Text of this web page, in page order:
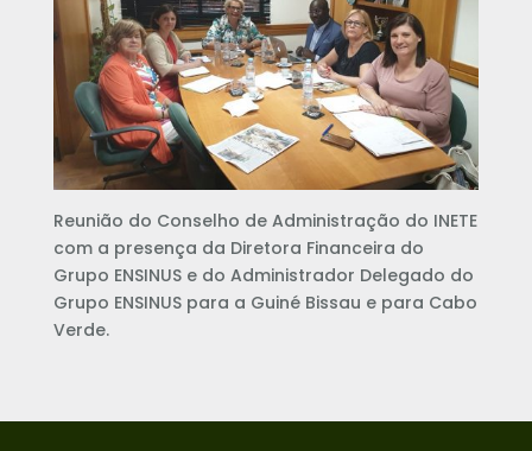
Reunião do Conselho de Administração do INETE
com a presença da Diretora Financeira do
Grupo ENSINUS e do Administrador Delegado do
Grupo ENSINUS para a Guiné Bissau e para Cabo
Verde.